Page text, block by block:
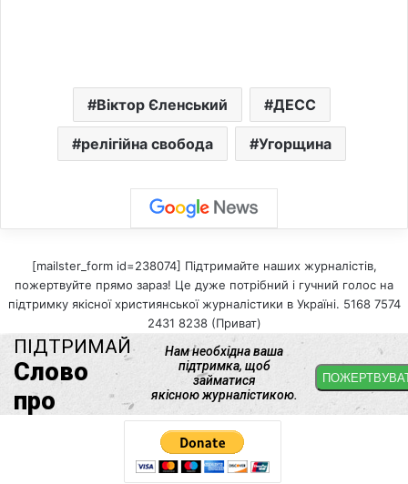
Віктор Єленський ДЕСС
релігійна свобода Угорщина
[mailster_form id=238074] Підтримайте наших журналістів,
пожертвуйте прямо зараз! Це дуже потрібний і гучний голос на
підтримку якісної християнської журналістики в Україні. 5168 7574
2431 8238 (Приват)